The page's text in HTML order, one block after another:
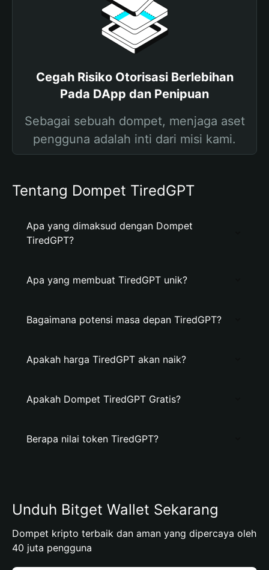
Cegah Risiko Otorisasi Berlebihan
Pada DApp dan Penipuan
Sebagai sebuah dompet, menjaga aset
pengguna adalah inti dari misi kami.
Tentang Dompet TiredGPT
Apa yang dimaksud dengan Dompet
TiredGPT?
Apa yang membuat TiredGPT unik?
Bagaimana potensi masa depan TiredGPT?
Apakah harga TiredGPT akan naik?
Apakah Dompet TiredGPT Gratis?
Berapa nilai token TiredGPT?
Unduh Bitget Wallet Sekarang
Dompet kripto terbaik dan aman yang dipercaya oleh
40 juta pengguna